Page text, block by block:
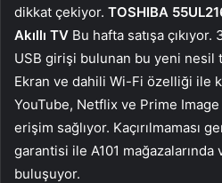
dikkat çekiyor. TOSHIBA
Akıllı TV Bu hafta satışa
USB girişi bulunan bu yeni nesil
Ekran ve dahili Wi-Fi özelliği ile
YouTube, Netflix ve Prime
erişim sağlıyor. Kaçırılmaması
garantisi ile A101 mağazalarında
buluşuyor.